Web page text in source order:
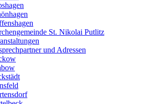
St. Nikolai Putlitz
und Adressen